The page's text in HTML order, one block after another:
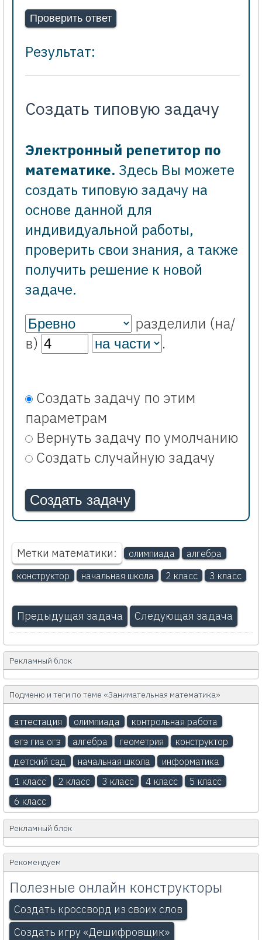
Результат:
Создать типовую задачу
Электронный репетитор по
математике. Здесь Вы можете
создать типовую задачу на
основе данной для
индивидуальной работы,
проверить свои знания, а также
получить решение к новой
задаче.
разделили (на/
в)
.
Создать задачу по этим
параметрам
Вернуть задачу по умолчанию
Создать случайную задачу
Метки математики: олимпиада
алгебра
конструктор
начальная школа 2 класс 3 класс
Предыдущая задача Следующая задача
Рекламный блок
Подменю и теги по теме «Занимательная математика»
аттестация олимпиада
контрольная работа
егэ гиа огэ
алгебра геометрия
конструктор
детский сад
начальная школа
информатика
1 класс
2 класс 3 класс 4 класс
5 класс
6 класс
Рекламный блок
Рекомендуем
Полезные онлайн конструкторы
Создать кроссворд из своих слов
Создать игру «Дешифровщик»